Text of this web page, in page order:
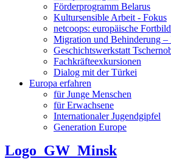
Förderprogramm Belarus
Kultursensible Arbeit - Fokus
netcoops: europäische
Migration und Behinderung
Geschichtswerkstatt
Fachkräfteexkursionen
Dialog mit der Türkei
Europa erfahren
für Junge Menschen
für Erwachsene
Internationaler Jugendgipfel
Generation Europe
Logo_GW_Minsk